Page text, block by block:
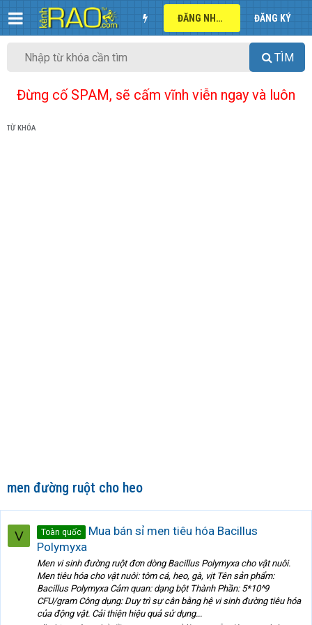
ĐĂNG NHẬP ĐĂNG KÝ
TÌM
Đừng cố SPAM, sẽ cấm vĩnh viễn ngay và luôn
TỪ KHÓA
men đường ruột cho heo
V Toàn quốc
Mua bán sỉ men tiêu hóa Bacillus
Polymyxa
Men vi sinh đường ruột đơn dòng Bacillus Polymyxa cho vật nuôi.
Men tiêu hóa cho vật nuôi: tôm cá, heo, gà, vịt Tên sản phẩm:
Bacillus Polymyxa Cảm quan: dạng bột Thành Phần: 5*10^9
CFU/gram Công dụng: Duy trì sự cân bằng hệ vi sinh đường tiêu hóa
của động vật. Cải thiện hiệu quả sử dụng...